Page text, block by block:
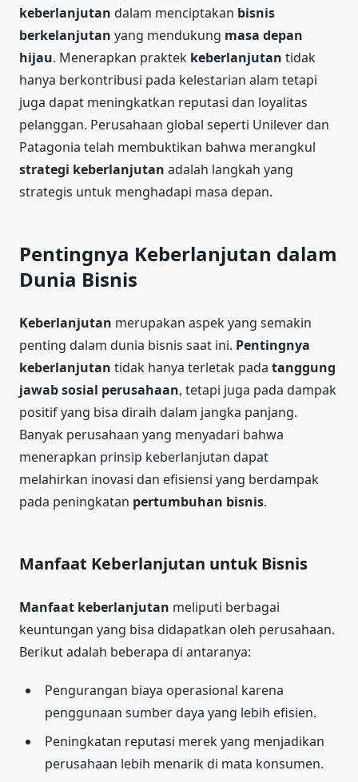
keberlanjutan dalam menciptakan bisnis
berkelanjutan yang mendukung masa depan
hijau. Menerapkan praktek keberlanjutan tidak
hanya berkontribusi pada kelestarian alam tetapi
juga dapat meningkatkan reputasi dan loyalitas
pelanggan. Perusahaan global seperti Unilever dan
Patagonia telah membuktikan bahwa merangkul
strategi keberlanjutan adalah langkah yang
strategis untuk menghadapi masa depan.
Pentingnya Keberlanjutan dalam
Dunia Bisnis
Keberlanjutan merupakan aspek yang semakin
penting dalam dunia bisnis saat ini. Pentingnya
keberlanjutan tidak hanya terletak pada tanggung
jawab sosial perusahaan, tetapi juga pada dampak
positif yang bisa diraih dalam jangka panjang.
Banyak perusahaan yang menyadari bahwa
menerapkan prinsip keberlanjutan dapat
melahirkan inovasi dan efisiensi yang berdampak
pada peningkatan pertumbuhan bisnis.
Manfaat Keberlanjutan untuk Bisnis
Manfaat keberlanjutan meliputi berbagai
keuntungan yang bisa didapatkan oleh perusahaan.
Berikut adalah beberapa di antaranya:
Pengurangan biaya operasional karena
penggunaan sumber daya yang lebih efisien.
Peningkatan reputasi merek yang menjadikan
perusahaan lebih menarik di mata konsumen.